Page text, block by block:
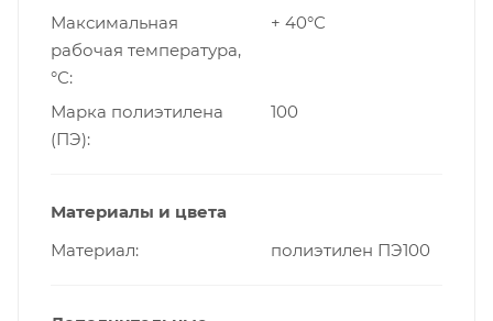
Максимальная
рабочая температура,
°С
+ 40°С
Марка полиэтилена
(ПЭ)
100
Материалы и цвета
Материал
полиэтилен ПЭ100